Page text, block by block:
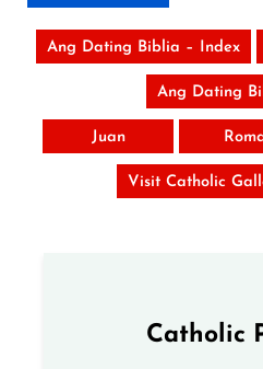
Ang Dating Biblia – Index
Ang Dating
Juan
Visit Catholic
Catholic